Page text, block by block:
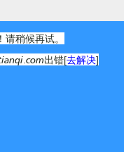
稍候再试。
出错[去解决]